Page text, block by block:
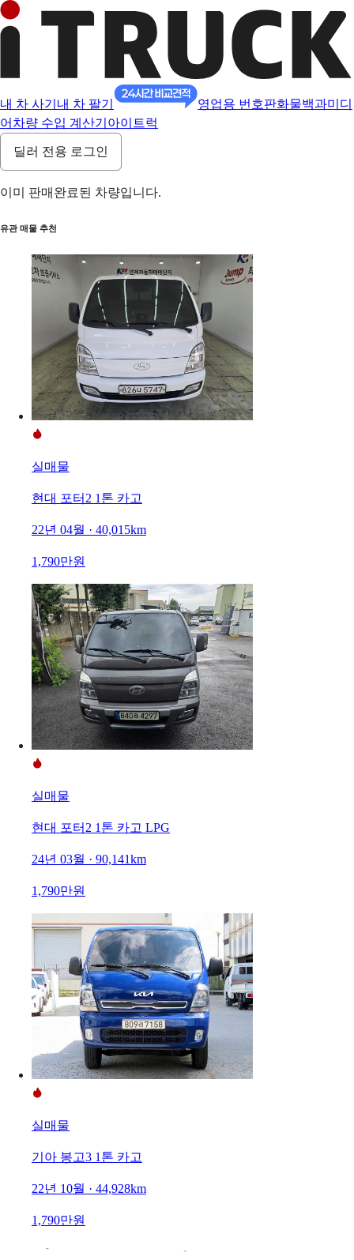
내 차 사기 내 차 팔기 영업용 번호판화물백과미디
어 차량 수입 계산기 아이트럭
딜러 전용 로그인
이미 판매완료된 차량입니다.
유관 매물 추천
실매물
현대 포터2 1톤 카고
22년 04월 · 40,015km
1,790만원
실매물
현대 포터2 1톤 카고 LPG
24년 03월 · 90,141km
1,790만원
실매물
기아 봉고3 1톤 카고
22년 10월 · 44,928km
1,790만원